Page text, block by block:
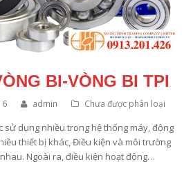
BI-VÒNG BI TPI
admin Chưa được phân loại
sử dụng nhiều trong hệ thống máy, động
thiết bị khác, Điều kiện và môi trường
Ngoài ra, điều kiện hoạt động…